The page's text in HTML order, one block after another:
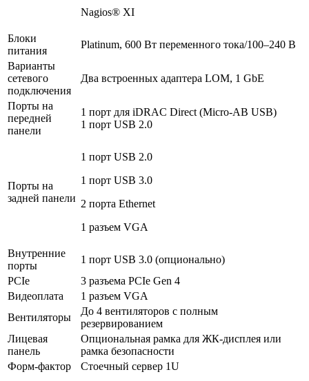
Nagios® XI
Блоки
питания
Platinum, 600 Вт переменного тока/100–240 В
Варианты
сетевого
подключения
Два встроенных адаптера LOM, 1 GbE
Порты на
передней
панели
1 порт для iDRAC Direct (Micro-AB USB)
1 порт USB 2.0
Порты на
задней панели
1 порт USB 2.0
1 порт USB 3.0
2 порта Ethernet
1 разъем VGA
Внутренние
порты
1 порт USB 3.0 (опционально)
PCIe
3 разъема PCIe Gen 4
Видеоплата
1 разъем VGA
Вентиляторы
До 4 вентиляторов с полным
резервированием
Лицевая
панель
Опциональная рамка для ЖК-дисплея или
рамка безопасности
Форм-фактор
Стоечный сервер 1U